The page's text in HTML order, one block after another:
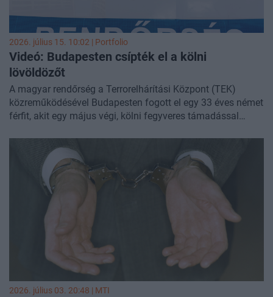
2026. július 15. 10:02 | Portfolio
Videó: Budapesten csípték el a kölni
lövöldözőt
A magyar rendőrség a Terrorelhárítási Központ (TEK)
közreműködésével Budapesten fogott el egy 33 éves német
férfit, akit egy május végi, kölni fegyveres támadással
de a hatóságok egy kapott információt követően néhány
óra alatt rátaláltak - írta meg a
BRFK .
2026. július 03. 20:48 | MTI